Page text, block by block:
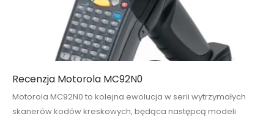
Recenzja Motorola MC92N0
Motorola MC92N0 to kolejna ewolucja w serii wytrzymałych
skanerów kodów kreskowych, będąca następcą modeli